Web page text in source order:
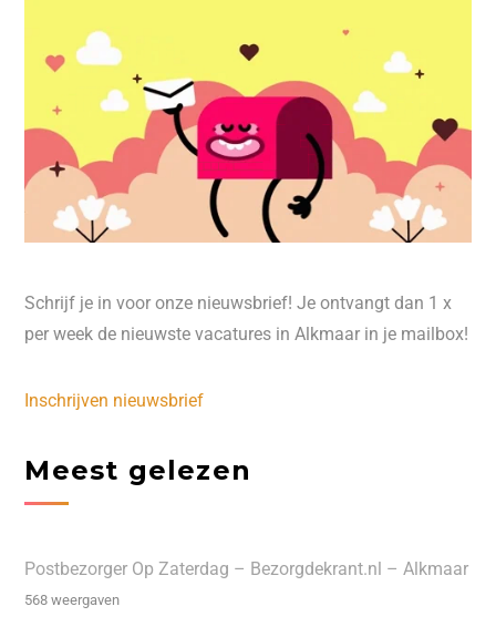
Schrijf je in voor onze nieuwsbrief! Je ontvangt dan 1 x
per week de nieuwste vacatures in Alkmaar in je mailbox!
Inschrijven nieuwsbrief
Meest gelezen
Postbezorger Op Zaterdag – Bezorgdekrant.nl – Alkmaar
568 weergaven